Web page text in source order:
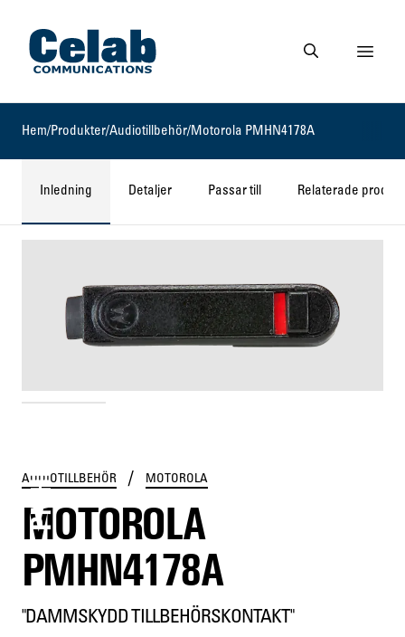
Gå till startsidan
Gå till söksidan
Visa
Hem/Produkter/Audiotillbehör/ Motorola PMHN4178A
Inledning Detaljer Passar till Relaterade
AUDIOTILLBEHÖR / MOTOROLA
MOTOROLA
PMHN4178A
"DAMMSKYDD TILLBEHÖRSKONTAKT"
PMHN4178A